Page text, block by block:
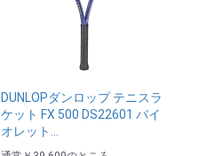
DUNLOPダンロップ テニスラ
ケット FX 500 DS22601 バイ
オレット…